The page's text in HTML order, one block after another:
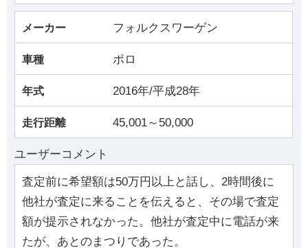
メーカー フォルクスワーゲン
車種 ポロ
年式 2016年/平成28年
走行距離 45,001～50,000
ユーザーコメント
査定前に希望額は50万円以上と話し、2時間後に
他社が査定に来ることを伝えると、その場で査定
額が提示されなかった。他社が査定中に電話が来
たが、あとのまつりであった。